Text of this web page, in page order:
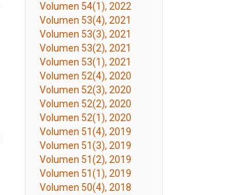
Volumen 54(1), 2022
Volumen 53(4), 2021
Volumen 53(3), 2021
Volumen 53(2), 2021
Volumen 53(1), 2021
Volumen 52(4), 2020
Volumen 52(3), 2020
Volumen 52(2), 2020
Volumen 52(1), 2020
Volumen 51(4), 2019
Volumen 51(3), 2019
Volumen 51(2), 2019
Volumen 51(1), 2019
Volumen 50(4), 2018